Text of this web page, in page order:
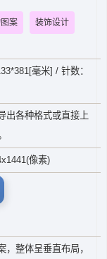
案 装饰设计
毫米] / 针数：
出各种格式或直接上
像素)
整体呈垂直布局，